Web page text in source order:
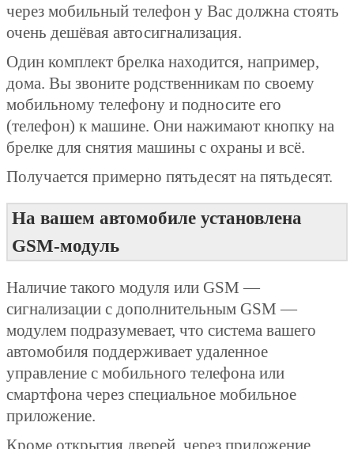
через мобильный телефон у Вас должна стоять
очень дешёвая автосигнализация.
Один комплект брелка находится, например,
дома. Вы звоните родственникам по своему
мобильному телефону и подносите его
(телефон) к машине. Они нажимают кнопку на
брелке для снятия машины с охраны и всё.
Получается примерно пятьдесят на пятьдесят.
На вашем автомобиле установлена
GSM-модуль
Наличие такого модуля или GSM —
сигнализации с дополнительным GSM —
модулем подразумевает, что система вашего
автомобиля поддерживает удаленное
управление с мобильного телефона или
смартфона через специальное мобильное
приложение.
Кроме открытия дверей, через приложение